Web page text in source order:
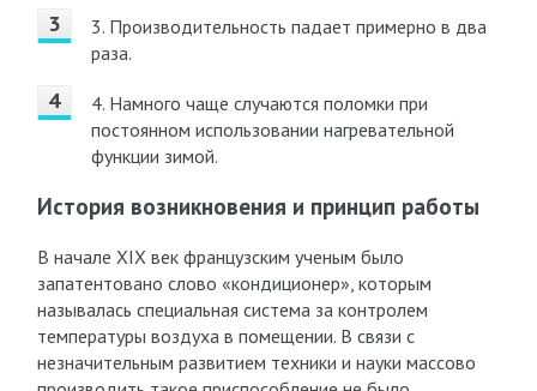
3. Производительность падает примерно в два
раза.
4. Намного чаще случаются поломки при
постоянном использовании нагревательной
функции зимой.
История возникновения и принцип работы
В начале XIX век французским ученым было
запатентовано слово «кондиционер», которым
называлась специальная система за контролем
температуры воздуха в помещении. В связи с
незначительным развитием техники и науки массово